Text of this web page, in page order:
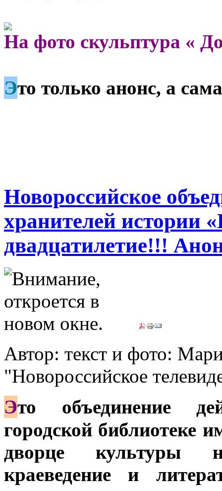
На фото скульптура «
Это только анонс, а
Новороссийское
хранителей истории
двадцатилетие!!!
Автор: текст и фото:
"Новороссийское
Это объединение
городской библиотеке
дворце культуры
краеведение и